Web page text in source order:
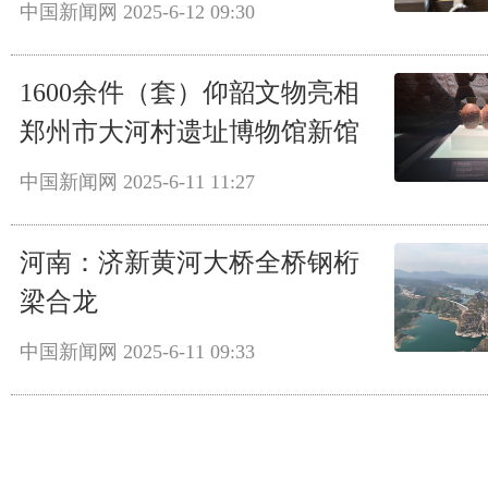
中国新闻网 2025-6-12 09:30
1600余件（套）仰韶文物亮相
郑州市大河村遗址博物馆新馆
中国新闻网 2025-6-11 11:27
河南：济新黄河大桥全桥钢桁
梁合龙
中国新闻网 2025-6-11 09:33